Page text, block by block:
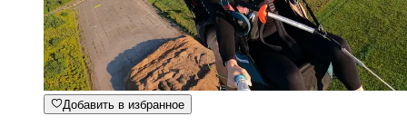
Добавить в избранное